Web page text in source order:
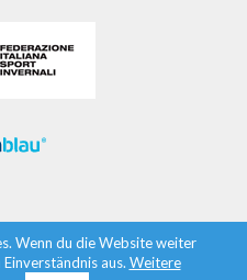
Wenn du die Website weiter
aus. Weitere